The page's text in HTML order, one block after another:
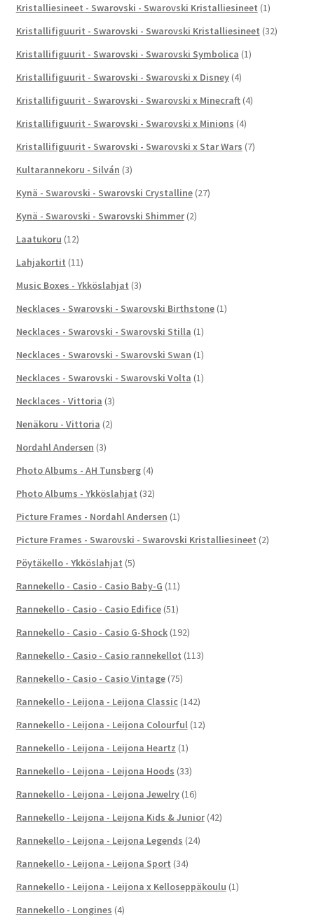
Kristalliesineet - Swarovski - Swarovski Kristalliesineet (1)
Kristallifiguurit - Swarovski - Swarovski Kristalliesineet (32)
Kristallifiguurit - Swarovski - Swarovski Symbolica (1)
Kristallifiguurit - Swarovski - Swarovski x Disney (4)
Kristallifiguurit - Swarovski - Swarovski x Minecraft (4)
Kristallifiguurit - Swarovski - Swarovski x Minions (4)
Kristallifiguurit - Swarovski - Swarovski x Star Wars (7)
Kultarannekoru - Silván (3)
Kynä - Swarovski - Swarovski Crystalline (27)
Kynä - Swarovski - Swarovski Shimmer (2)
Laatukoru (12)
Lahjakortit (11)
Music Boxes - Ykköslahjat (3)
Necklaces - Swarovski - Swarovski Birthstone (1)
Necklaces - Swarovski - Swarovski Stilla (1)
Necklaces - Swarovski - Swarovski Swan (1)
Necklaces - Swarovski - Swarovski Volta (1)
Necklaces - Vittoria (3)
Nenäkoru - Vittoria (2)
Nordahl Andersen (3)
Photo Albums - AH Tunsberg (4)
Photo Albums - Ykköslahjat (32)
Picture Frames - Nordahl Andersen (1)
Picture Frames - Swarovski - Swarovski Kristalliesineet (2)
Pöytäkello - Ykköslahjat (5)
Rannekello - Casio - Casio Baby-G (11)
Rannekello - Casio - Casio Edifice (51)
Rannekello - Casio - Casio G-Shock (192)
Rannekello - Casio - Casio rannekellot (113)
Rannekello - Casio - Casio Vintage (75)
Rannekello - Leijona - Leijona Classic (142)
Rannekello - Leijona - Leijona Colourful (12)
Rannekello - Leijona - Leijona Heartz (1)
Rannekello - Leijona - Leijona Hoods (33)
Rannekello - Leijona - Leijona Jewelry (16)
Rannekello - Leijona - Leijona Kids & Junior (42)
Rannekello - Leijona - Leijona Legends (24)
Rannekello - Leijona - Leijona Sport (34)
Rannekello - Leijona - Leijona x Kelloseppäkoulu (1)
Rannekello - Longines (4)